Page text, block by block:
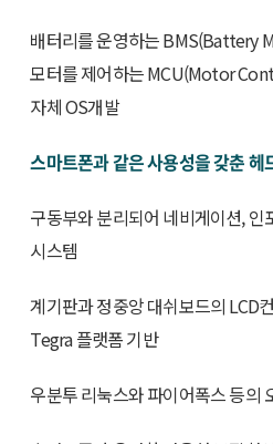
배터리를 운영하는 BMS(Battery
모터를 제어하는 MCU(Motor
자체 OS개발
스마트폰과 같은 사용성을 갖춘 헤
구동부와 분리되어 네비게이션,
시스템
계기판과 정중앙 대쉬보드의 LCD
Tegra 플랫폼 기반
우분투 리눅스와 파이어폭스 등의